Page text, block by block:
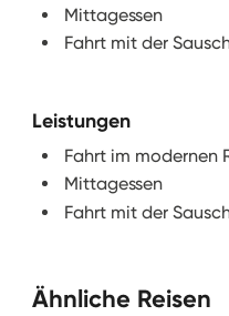
Mittagessen
Fahrt mit der
Leistungen
Fahrt im modernen
Mittagessen
Fahrt mit der
Ähnliche Reisen